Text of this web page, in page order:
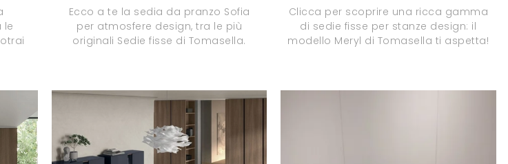
le
Ecco a te la sedia da pranzo Sofia
per atmosfere design, tra le più
originali Sedie fisse di Tomasella.
Clicca per scoprire una ricca gamma
di sedie fisse per stanze design: il
modello Meryl di Tomasella ti aspetta!